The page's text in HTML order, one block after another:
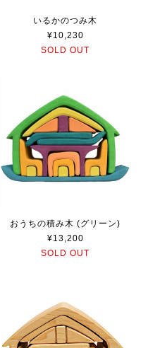
いるかのつみ木
¥10,230
SOLD OUT
おうちの積み木 (グリーン)
¥13,200
SOLD OUT